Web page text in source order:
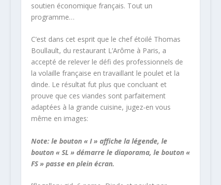
soutien économique français. Tout un
programme…
C’est dans cet esprit que le chef étoilé Thomas
Boullault, du restaurant L’Arôme à Paris, a
accepté de relever le défi des professionnels de
la volaille française en travaillant le poulet et la
dinde. Le résultat fut plus que concluant et
prouve que ces viandes sont parfaitement
adaptées à la grande cuisine, jugez-en vous
même en images:
Note: le bouton « I » affiche la légende, le
bouton « SL » démarre le diaporama, le bouton «
FS » passe en plein écran.